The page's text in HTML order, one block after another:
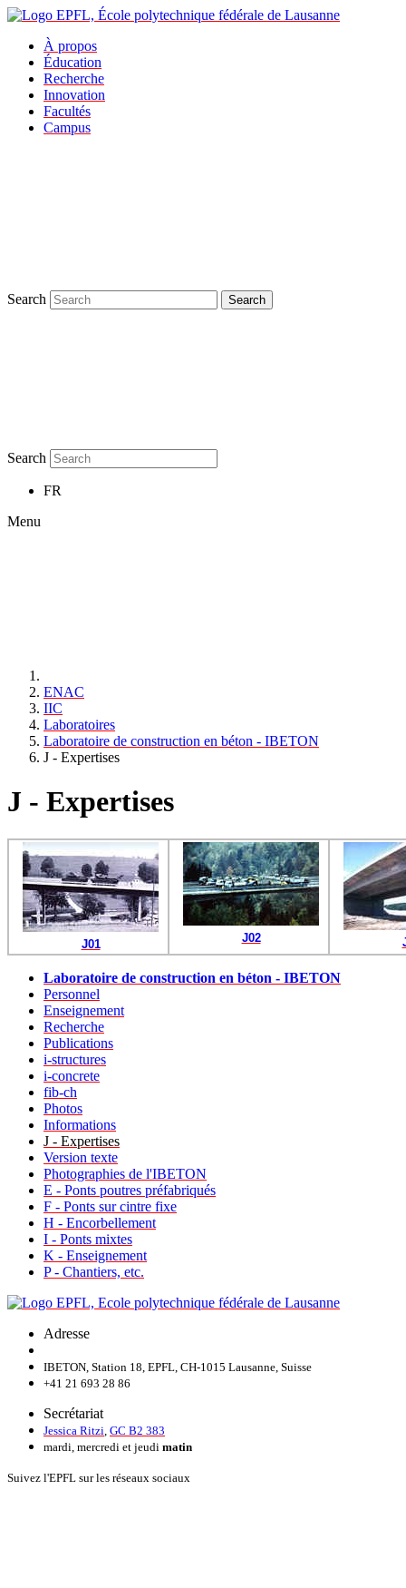
À propos
Éducation
Recherche
Innovation
Facultés
Campus
Search Search
Search
FR
Menu
ENAC
IIC
Laboratoires
Laboratoire de construction en béton - IBETON
J - Expertises
J - Expertises
J01 J02
Laboratoire de construction en béton - IBETON
Personnel
Enseignement
Recherche
Publications
i-structures
i-concrete
fib-ch
Photos
Informations
J - Expertises
Version texte
Photographies de l'IBETON
E - Ponts poutres préfabriqués
F - Ponts sur cintre fixe
H - Encorbellement
I - Ponts mixtes
K - Enseignement
P - Chantiers, etc.
Adresse
IBETON, Station 18, EPFL, CH-1015 Lausanne, Suisse
+41 21 693 28 86
Secrétariat
Jessica Ritzi GC B2 383
mardi, mercredi et jeudi matin
Suivez l'EPFL sur les réseaux sociaux